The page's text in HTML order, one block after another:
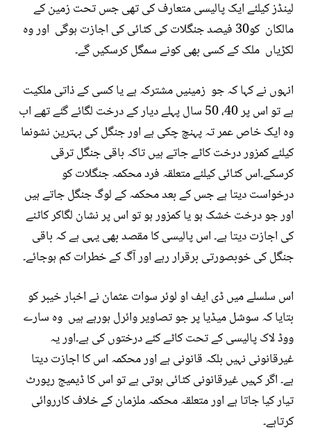
لینڈز کیلئے ایک پالیسی متعارف کی تھی جس تحت زمین کے
مالکان کو30 فیصد جنگلات کی کٹائی کی اجازت ہوگی اور وہ
لکڑیاں ملک کے کسی بھی کونے سمگل کرسکیں گے۔
انہوں نے کہا کہ جو زمینیں مشترکہ ہے یا کسی کے ذاتی ملکیت
ہے تو اس پر 40، 50 سال پہلے دیار کے درخت لگائے گئے تھے اب
وہ ایک خاص عمر تہ پہنچ چکی ہے اور جنگل کی بہترین نشونما
کیلئے کمزور درخت کاٹے جاتے ہیں تاکہ باقی جنگل ترقی
کرسکے۔اس کٹائی کیلئے متعلقہ فرد محکمہ جنگلات کو
درخواست دیتا ہے جس کے بعد محکمہ کے لوگ جنگل جاتے ہیں
اور جو درخت خشک ہو یا کمزور ہو تو اس پر نشان لگاکر کاٹنے
کی اجازت دیتا ہے۔ اس پالیسی کا مقصد بھی یہی ہے کہ باقی
جنگل کی خوبصورتی برقرار رہے اور آگ کے خطرات کم ہوجائے۔
اس سلسلے میں ڈی ایف او لوئر سوات عثمان نے اخبار خیبر کو
بتایا کہ سوشل میڈیا پر جو تصاویر وائرل ہورہے ہیں وہ سارے
ووڈ لاک پالیسی کے تحت کاٹے کئے درختوں کی ہے۔اور یہ
غیرقانونی نہیں بلکہ قانونی ہے اور محکمہ اس کا اجازت دیتا
ہے۔ اگر کہیں غیرقانونی کٹائی ہوتی ہے تو اس کا ڈیمیج رپورٹ
تیار کیا جاتا ہے اور متعلقہ محکمہ ملزمان کے خلاف کارروائی
کرتاہے۔